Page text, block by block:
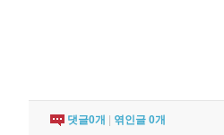
댓글0개 엮인글 0개